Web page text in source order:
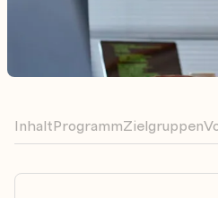
InhaltProgrammZielgruppen